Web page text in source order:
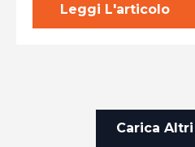
Leggi L'articolo
Carica